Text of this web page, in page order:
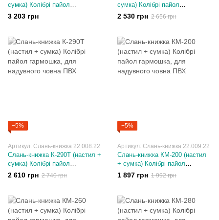
сумка) Колібрі пайол
гармошка, для надувного
човна ПВХ
3 203 грн
сумка) Колібрі пайол
гармошка, для надувного
човна ПВХ
2 530 грн 2 656 грн
−5%
Артикул: Слань-книжка 22.008.22
Слань-книжка К-290T (настил +
сумка) Колібрі пайол
гармошка, для надувного
човна ПВХ
2 610 грн 2 740 грн
−5%
Артикул: Слань-книжка 22.009.22
Слань-книжка КM-200 (настил
+ сумка) Колібрі пайол
гармошка, для надувного
човна ПВХ
1 897 грн 1 992 грн